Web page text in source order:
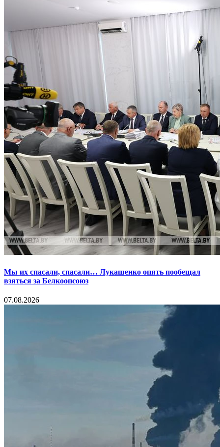
Мы их спасали, спасали… Лукашенко опять пообещал
взяться за Белкоопсоюз
07.08.2026